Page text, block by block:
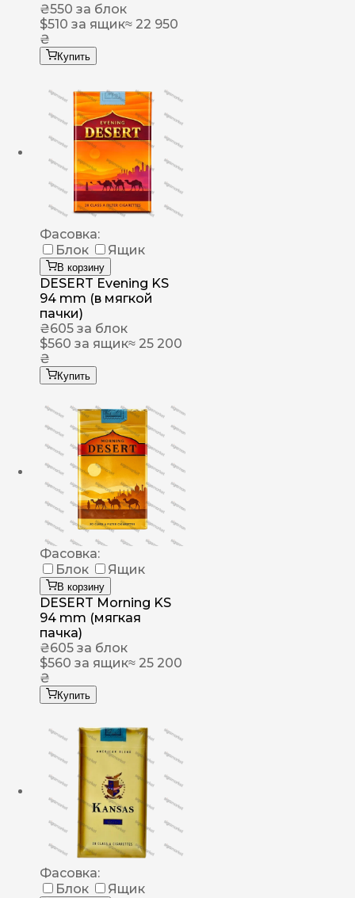
₴550 за блок
$510 за ящик≈ 22 950
₴
Купить
Фасовка:
Блок
Ящик
В корзину
DESERT Evening KS
94 mm (в мягкой
пачки)
₴605 за блок
$560 за ящик≈ 25 200
₴
Купить
Фасовка:
Блок
Ящик
В корзину
DESERT Morning KS
94 mm (мягкая
пачка)
₴605 за блок
$560 за ящик≈ 25 200
₴
Купить
Фасовка:
Блок
Ящик